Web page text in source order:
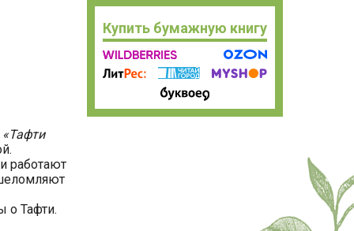
Купить бумажную книгу
«Тафти
работают
о Тафти.